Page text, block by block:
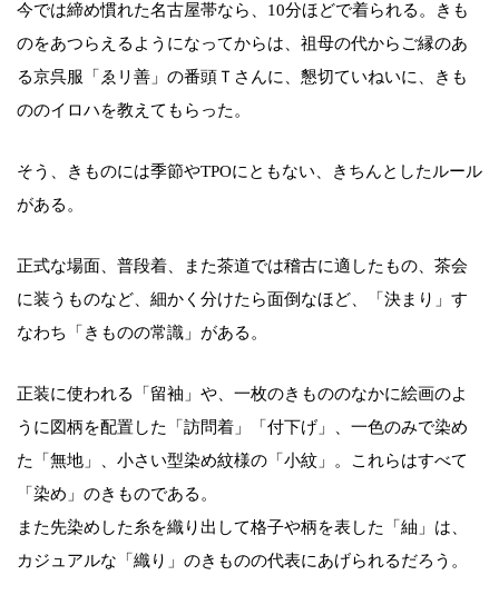
今では締め慣れた名古屋帯なら、10分ほどで着られる。きも
のをあつらえるようになってからは、祖母の代からご縁のあ
る京呉服「ゑリ善」の番頭Ｔさんに、懇切ていねいに、きも
ののイロハを教えてもらった。
そう、きものには季節やTPOにともない、きちんとしたルール
がある。
正式な場面、普段着、また茶道では稽古に適したもの、茶会
に装うものなど、細かく分けたら面倒なほど、「決まり」す
なわち「きものの常識」がある。
正装に使われる「留袖」や、一枚のきもののなかに絵画のよ
うに図柄を配置した「訪問着」「付下げ」、一色のみで染め
た「無地」、小さい型染め紋様の「小紋」。これらはすべて
「染め」のきものである。
また先染めした糸を織り出して格子や柄を表した「紬」は、
カジュアルな「織り」のきものの代表にあげられるだろう。